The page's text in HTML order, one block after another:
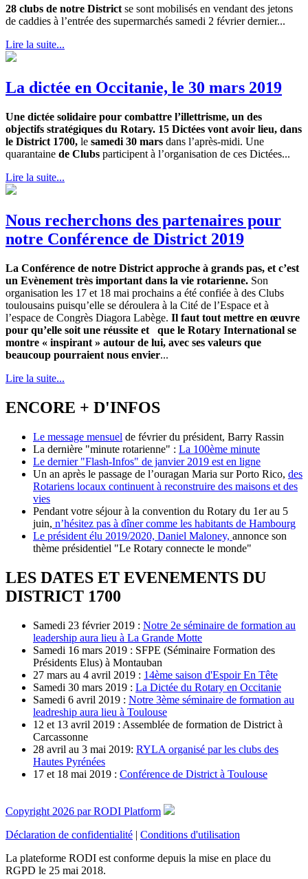
28 clubs de notre District se sont mobilisés en vendant des jetons
de caddies à l’entrée des supermarchés samedi 2 février dernier...
Lire la suite...
La dictée en Occitanie, le 30 mars 2019
Une dictée solidaire pour combattre l’illettrisme, un des
objectifs stratégiques du Rotary. 15 Dictées vont avoir lieu, dans
le District 1700, le samedi 30 mars dans l’après-midi. Une
quarantaine de Clubs participent à l’organisation de ces Dictées...
Lire la suite...
Nous recherchons des partenaires pour
notre Conférence de District 2019
La Conférence de notre District approche à grands pas, et c’est
un Evènement très important dans la vie rotarienne. Son
organisation les 17 et 18 mai prochains a été confiée à des Clubs
toulousains puisqu’elle se déroulera à la Cité de l’Espace et à
l’espace de Congrès Diagora Labège. Il faut tout mettre en œuvre
pour qu’elle soit une réussite et que le Rotary International se
montre « inspirant » autour de lui, avec ses valeurs que
beaucoup pourraient nous envier...
Lire la suite...
ENCORE + D'INFOS
Le message mensuel de février du président, Barry Rassin
La dernière "minute rotarienne" : La 100ème minute
Le dernier "Flash-Infos" de janvier 2019 est en ligne
Un an après le passage de l’ouragan Maria sur Porto Rico, des
Rotariens locaux continuent à reconstruire des maisons et des
vies
Pendant votre séjour à la convention du Rotary du 1er au 5
juin, n’hésitez pas à dîner comme les habitants de Hambourg
Le président élu 2019/2020, Daniel Maloney, annonce son
thème présidentiel "Le Rotary connecte le monde"
LES DATES ET EVENEMENTS DU
DISTRICT 1700
Samedi 23 février 2019 : Notre 2e séminaire de formation au
leadership aura lieu à La Grande Motte
Samedi 16 mars 2019 : SFPE (Séminaire Formation des
Présidents Elus) à Montauban
27 mars au 4 avril 2019 : 14ème saison d'Espoir En Tête
Samedi 30 mars 2019 : La Dictée du Rotary en Occitanie
Samedi 6 avril 2019 : Notre 3ème séminaire de formation au
leadreship aura lieu à Toulouse
12 et 13 avril 2019 : Assemblée de formation de District à
Carcassonne
28 avril au 3 mai 2019: RYLA organisé par les clubs des
Hautes Pyrénées
17 et 18 mai 2019 : Conférence de District à Toulouse
Copyright 2026 par RODI Platform
Déclaration de confidentialité | Conditions d'utilisation
La plateforme RODI est conforme depuis la mise en place du
RGPD le 25 mai 2018.